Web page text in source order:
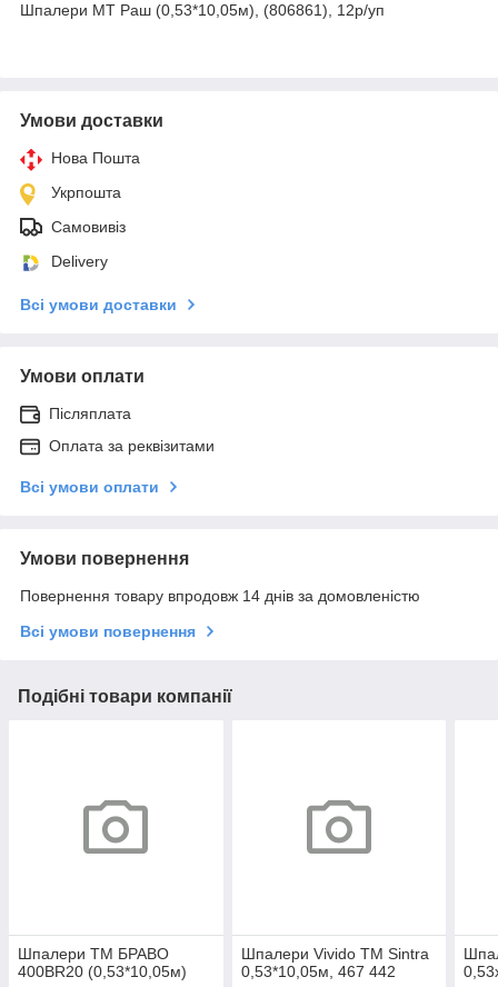
Шпалери МТ Раш (0,53*10,05м), (806861), 12р/уп
Умови доставки
Нова Пошта
Укрпошта
Самовивіз
Delivery
Всі умови доставки
Умови оплати
Післяплата
Оплата за реквізитами
Всі умови оплати
Умови повернення
Повернення товару впродовж 14 днів за домовленістю
Всі умови повернення
Подібні товари компанії
Шпалери ТМ БРАВО
400BR20 (0,53*10,05м)
Шпалери Vivido TM Sintra
0,53*10,05м, 467 442